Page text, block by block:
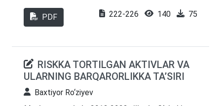
keltirilgan. Kreditga oid qonun hujjatlari va
amaldagi mazmun-mohiyati ochib berilgan.
PDF 222-226 140 75
RISKKA TORTILGAN AKTIVLAR VA
ULARNING BARQARORLIKKA TA’SIRI
Baxtiyor Ro‘ziyev